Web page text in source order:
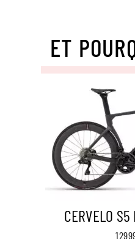
ET
CERVELO